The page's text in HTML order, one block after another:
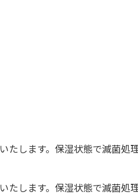
します。保湿状態で滅菌処
します。保湿状態で滅菌処